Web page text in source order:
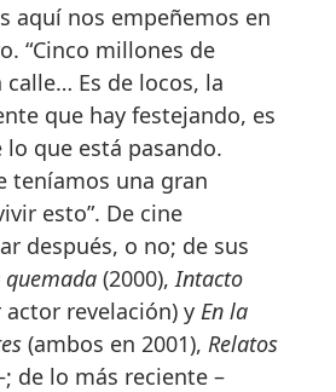
aquí nos empeñemos en
“Cinco millones de
calle… Es de locos, la
que hay festejando, es
que está pasando.
teníamos una gran
esto”. De cine
después, o no; de sus
quemada (2000),Intacto
revelación) y En la
(ambos en 2001), Relatos
de lo más reciente –